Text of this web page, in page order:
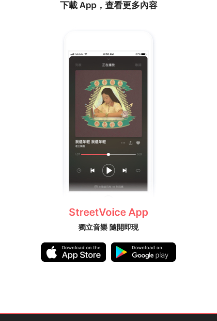
下載 App，查看更多內容
StreetVoice App
獨立音樂 隨開即現